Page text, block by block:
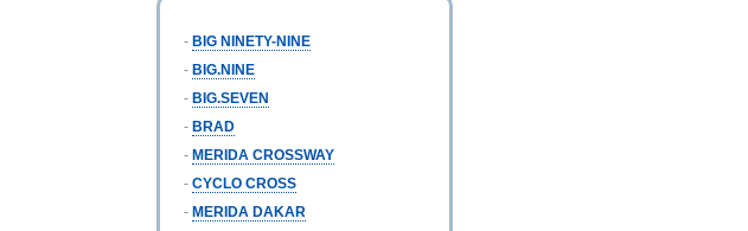
- BIG NINETY-NINE
- BIG.NINE
- BIG.SEVEN
- BRAD
- MERIDA CROSSWAY
- CYCLO CROSS
- MERIDA DAKAR